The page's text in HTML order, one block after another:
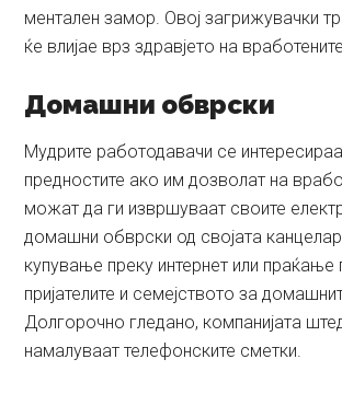
ментален замор. Овој загрижувачки
ќе влијае врз здравјето на
Домашни обврски
Мудрите работодавачи се
предностите ако им дозволат на
можат да ги извршуваат своите
домашни обврски од својата
купување преку интернет или праќање
пријателите и семејството за
Долгорочно гледано, компанијата
намалуваат телефонските сметки.